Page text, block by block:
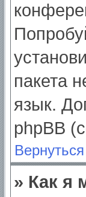
пакета
язык.
phpBB
» Как я